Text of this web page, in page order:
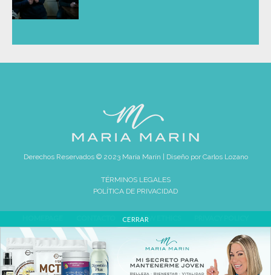
Derechos Reservados © 2023 María Marín | Diseño porCarlos Lozano
TÉRMINOS LEGALES
POLÍTICA DE PRIVACIDAD
REVIEW ETHICS
CERRAR